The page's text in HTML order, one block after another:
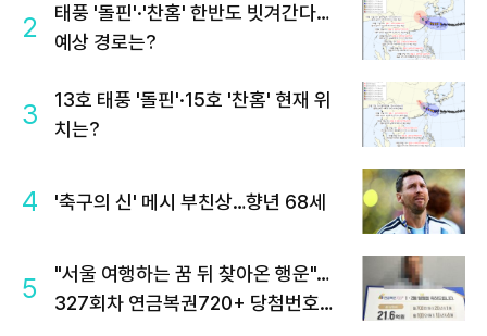
2
태풍 '돌핀'·'찬홈' 한반도 빗겨간다…
예상 경로는?
3
13호 태풍 '돌핀'·15호 '찬홈' 현재 위
치는?
4 '축구의 신' 메시 부친상…향년 68세
5
"서울 여행하는 꿈 뒤 찾아온 행운"…
327회차 연금복권720+ 당첨번호조